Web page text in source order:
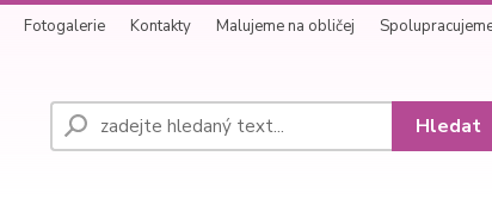
Fotogalerie Kontakty Malujeme na obličej
Hledat